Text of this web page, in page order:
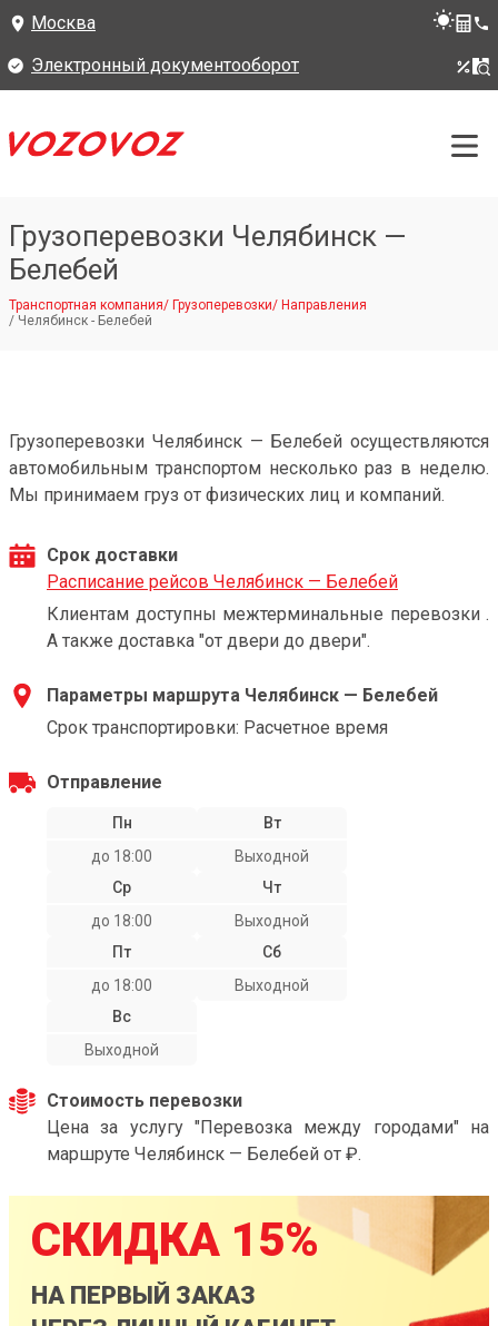
Москва
Электронный документооборот
Грузоперевозки Челябинск —
Белебей
Транспортная компания/ Грузоперевозки/ Направления
/ Челябинск - Белебей
Грузоперевозки Челябинск — Белебей осуществляются
автомобильным транспортом несколько раз в неделю.
Мы принимаем груз от физических лиц и компаний.
Срок доставки
Расписание рейсов Челябинск — Белебей
Клиентам доступны межтерминальные перевозки .
А также доставка "от двери до двери".
Параметры маршрута Челябинск — Белебей
Срок транспортировки: Расчетное время
Отправление
Пн
до 18:00
Вт
Выходной
Ср
до 18:00
Чт
Выходной
Пт
до 18:00
Сб
Выходной
Вс
Выходной
Стоимость перевозки
Цена за услугу "Перевозка между городами" на
маршруте Челябинск — Белебей от ₽.
СКИДКА 15%
НА ПЕРВЫЙ ЗАКАЗ